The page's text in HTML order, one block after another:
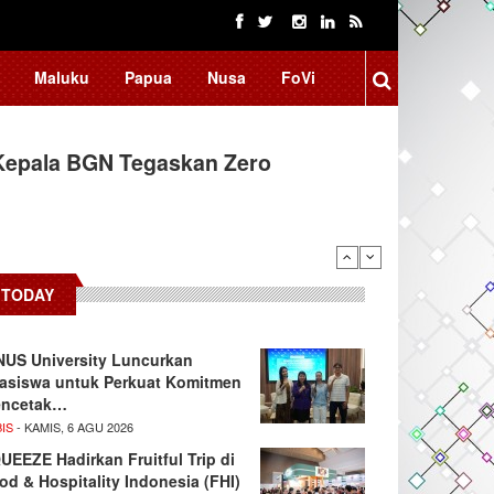
Maluku Papua Nusa FoVi
BGN Tegaskan Zero
Raih Prestasi Akademik
TODAY
University Luncurkan
untuk Perkuat Komitmen
- KAMIS, 6 AGU 2026
Hadirkan Fruitful Trip di
& Hospitality Indonesia (FHI)